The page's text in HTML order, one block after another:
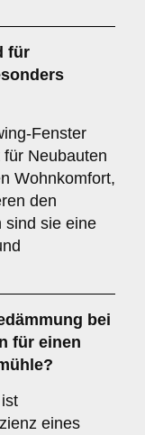
für
Fenster
Neubauten
Wohnkomfort,
den
sind sie eine
bei
für einen
eines